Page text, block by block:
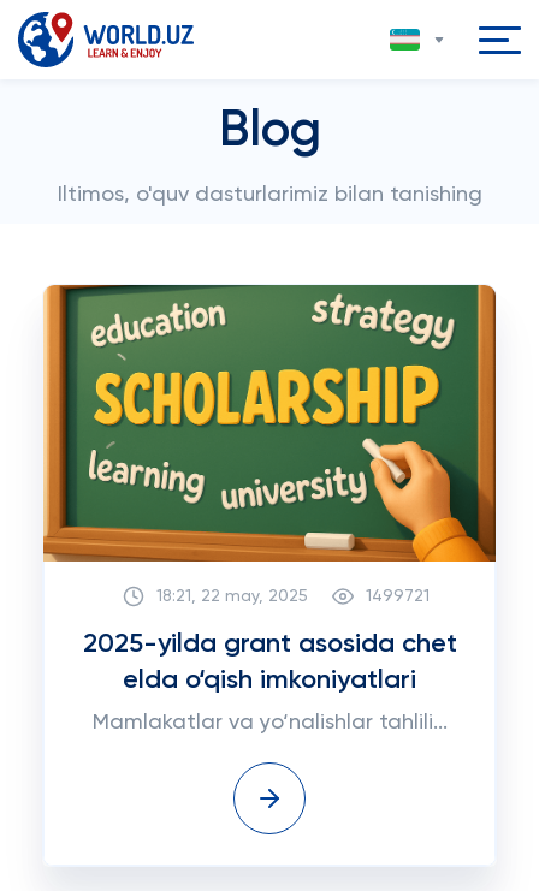
Blog
Iltimos, o'quv dasturlarimiz bilan tanishing
18:21, 22 may, 2025 1499721
2025-yilda grant asosida chet
elda o‘qish imkoniyatlari
Mamlakatlar va yo‘nalishlar tahlili...